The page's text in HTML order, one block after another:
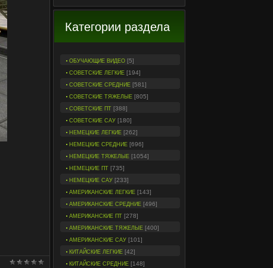
Категории раздела
ОБУЧАЮЩИЕ ВИДЕО [5]
СОВЕТСКИЕ ЛЕГКИЕ [194]
СОВЕТСКИЕ СРЕДНИЕ [581]
СОВЕТСКИЕ ТЯЖЕЛЫЕ [805]
СОВЕТСКИЕ ПТ [388]
СОВЕТСКИЕ САУ [180]
НЕМЕЦКИЕ ЛЕГКИЕ [262]
НЕМЕЦКИЕ СРЕДНИЕ [696]
НЕМЕЦКИЕ ТЯЖЕЛЫЕ [1054]
НЕМЕЦКИЕ ПТ [735]
НЕМЕЦКИЕ САУ [233]
АМЕРИКАНСКИЕ ЛЕГКИЕ [143]
АМЕРИКАНСКИЕ СРЕДНИЕ [496]
АМЕРИКАНСКИЕ ПТ [278]
АМЕРИКАНСКИЕ ТЯЖЕЛЫЕ [400]
АМЕРИКАНСКИЕ САУ [101]
КИТАЙСКИЕ ЛЕГКИЕ [42]
КИТАЙСКИЕ СРЕДНИЕ [148]